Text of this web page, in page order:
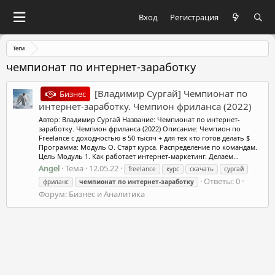
Вход Регистрация
Теги
чемпионат по интернет-заработку
Бизнес
[Владимир Сургай] Чемпионат по
интернет-заработку. Чемпион фриланса (2022)
Автор: Владимир Сургай Название: Чемпионат по интернет-
заработку. Чемпион фриланса (2022) Описание: Чемпион по
Freelance с доходностью в 50 тысяч + для тех кто готов делать $
Программа: Модуль О. Старт курса. Распределение по командам.
Цель Модуль 1. Как работает интернет-маркетинг. Делаем...
Angel Тема 12.05.22 freelance курс скачать
сургай
фриланс
чемпионат по интернет-заработку
Ответы: 0
Форум: Бизнес и Аналитика